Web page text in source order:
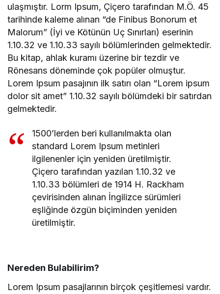
ulaşmıştır. Lorm Ipsum, Çiçero tarafından M.Ö. 45
tarihinde kaleme alınan “de Finibus Bonorum et
Malorum” (İyi ve Kötünün Uç Sınırları) eserinin
1.10.32 ve 1.10.33 sayılı bölümlerinden gelmektedir.
Bu kitap, ahlak kuramı üzerine bir tezdir ve
Rönesans döneminde çok popüler olmuştur.
Lorem Ipsum pasajının ilk satırı olan “Lorem ipsum
dolor sit amet” 1.10.32 sayılı bölümdeki bir satırdan
gelmektedir.
1500’lerden beri kullanılmakta olan
standard Lorem Ipsum metinleri
ilgilenenler için yeniden üretilmiştir.
Çiçero tarafından yazılan 1.10.32 ve
1.10.33 bölümleri de 1914 H. Rackham
çevirisinden alınan İngilizce sürümleri
eşliğinde özgün biçiminden yeniden
üretilmiştir.
Nereden Bulabilirim?
Lorem Ipsum pasajlarının birçok çeşitlemesi vardır.